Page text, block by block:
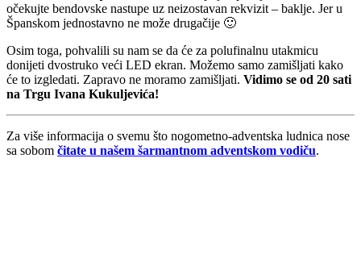
očekujte bendovske nastupe uz neizostavan rekvizit – baklje. Jer u
Španskom jednostavno ne može drugačije 🙂
Osim toga, pohvalili su nam se da će za polufinalnu utakmicu
donijeti dvostruko veći LED ekran. Možemo samo zamišljati kako
će to izgledati. Zapravo ne moramo zamišljati. Vidimo se od 20 sati
na Trgu Ivana Kukuljevića!
Za više informacija o svemu što nogometno-adventska ludnica nose
sa sobom čitate u našem šarmantnom adventskom vodiču.